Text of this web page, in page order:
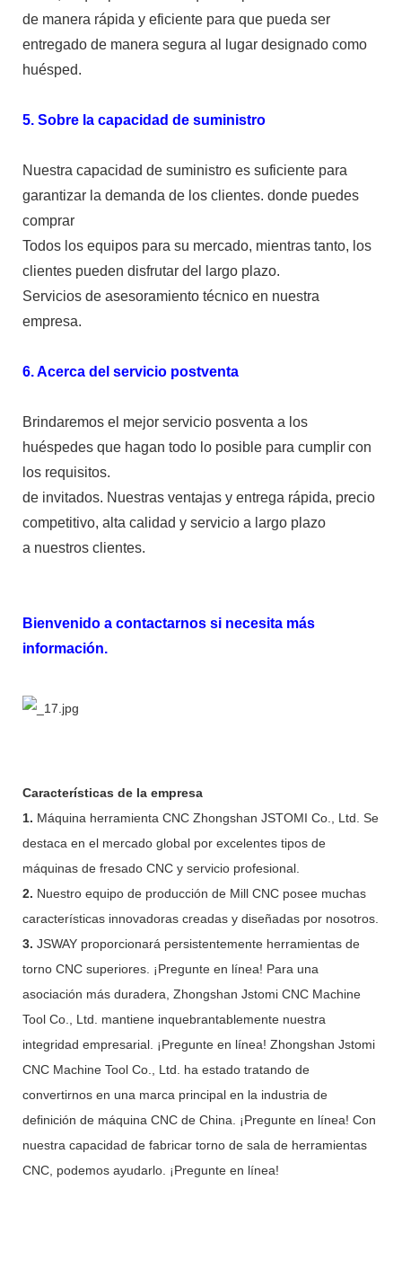
de manera rápida y eficiente para que pueda ser
entregado de manera segura al lugar designado como
huésped.
5. Sobre la capacidad de suministro
Nuestra capacidad de suministro es suficiente para
garantizar la demanda de los clientes. donde puedes
comprar
Todos los equipos para su mercado, mientras tanto, los
clientes pueden disfrutar del largo plazo.
Servicios de asesoramiento técnico en nuestra
empresa.
6. Acerca del servicio postventa
Brindaremos el mejor servicio posventa a los
huéspedes que hagan todo lo posible para cumplir con
los requisitos.
de invitados. Nuestras ventajas y entrega rápida, precio
competitivo, alta calidad y servicio a largo plazo
a nuestros clientes.
Bienvenido a contactarnos si necesita más
información.
Características de la empresa
1. Máquina herramienta CNC Zhongshan JSTOMI Co., Ltd. Se
destaca en el mercado global por excelentes tipos de
máquinas de fresado CNC y servicio profesional.
2. Nuestro equipo de producción de Mill CNC posee muchas
características innovadoras creadas y diseñadas por nosotros.
3. JSWAY proporcionará persistentemente herramientas de
torno CNC superiores. ¡Pregunte en línea! Para una
asociación más duradera, Zhongshan Jstomi CNC Machine
Tool Co., Ltd. mantiene inquebrantablemente nuestra
integridad empresarial. ¡Pregunte en línea! Zhongshan Jstomi
CNC Machine Tool Co., Ltd. ha estado tratando de
convertirnos en una marca principal en la industria de
definición de máquina CNC de China. ¡Pregunte en línea! Con
nuestra capacidad de fabricar torno de sala de herramientas
CNC, podemos ayudarlo. ¡Pregunte en línea!